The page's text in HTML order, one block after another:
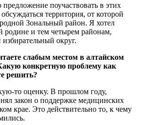
поучаствовать в этих
территория, от которой
Зональный район. Я хотел
родине и тем четырем районам,
округ.
слабым местом в алтайском
конкретную проблему как
решить?
то оценку. В прошлом году,
закон о поддержке медицинских
крае. Это действительно то, к чему